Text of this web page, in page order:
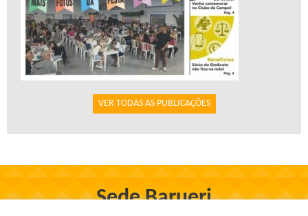
VER TODAS AS PUBLICAÇÕES
Sede Barueri